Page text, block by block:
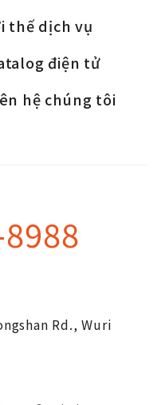
thế dịch vụ
điện tử
hệ chúng tôi
Rd., Wuri